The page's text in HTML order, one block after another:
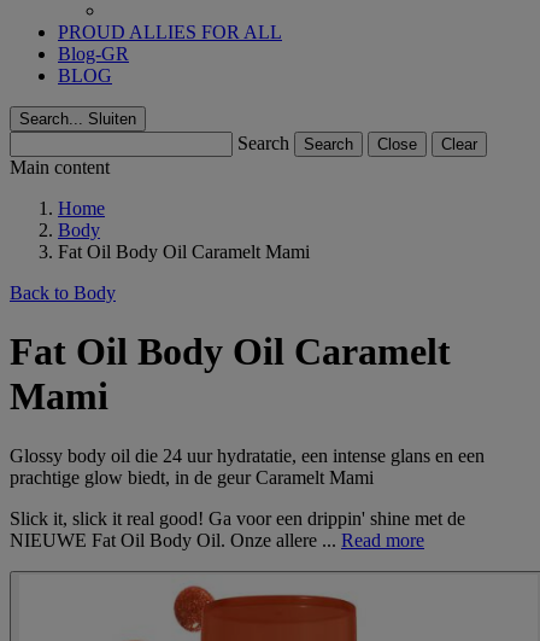
PROUD ALLIES FOR ALL
Blog-GR
BLOG
Search... Sluiten
Search Search Close Clear
Main content
Home
Body
Fat Oil Body Oil Caramelt Mami
Back to Body
Fat Oil Body Oil Caramelt
Mami
Glossy body oil die 24 uur hydratatie, een intense glans en een
prachtige glow biedt, in de geur Caramelt Mami
Slick it, slick it real good! Ga voor een drippin' shine met de
NIEUWE Fat Oil Body Oil. Onze allere ... Read more